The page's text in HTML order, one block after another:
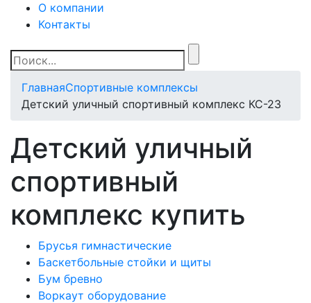
О компании
Контакты
ГлавнаяСпортивные комплексы
Детский уличный спортивный комплекс КС-23
Детский уличный
спортивный
комплекс купить
Брусья гимнастические
Баскетбольные стойки и щиты
Бум бревно
Воркаут оборудование